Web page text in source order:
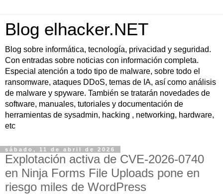
Blog elhacker.NET
Blog sobre informática, tecnología, privacidad y seguridad.
Con entradas sobre noticias con información completa.
Especial atención a todo tipo de malware, sobre todo el
ransomware, ataques DDoS, temas de IA, así como análisis
de malware y spyware. También se tratarán novedades de
software, manuales, tutoriales y documentación de
herramientas de sysadmin, hacking , networking, hardware,
etc
sábado, 11 de abril de 2026
Explotación activa de CVE-2026-0740
en Ninja Forms File Uploads pone en
riesgo miles de WordPress